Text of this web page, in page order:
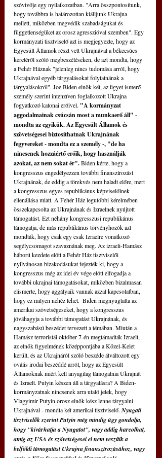
szóvivője egy nyilatkozatban. "Arra összpontosítunk,
hogy továbbra is határozottan kiálljunk Ukrajna
mellett, miközben megvédik szabadságukat és
függetlenségüket az orosz agresszióval szemben". Egy
kormányzati tisztviselő azt is megjegyezte, hogy az
Egyesült Államok részt vett Ukrajnával a békecsúcs
keretéről szóló megbeszéléseken, de azt mondta, hogy
a Fehér Háznak "jelenleg nincs tudomása arról, hogy
Ukrajnával egyéb tárgyalásokat folytatnának a
tárgyalásokról". Joe Biden elnök két, az ügyet ismerő
személy szerint intenzíven foglalkozott Ukrajna
fogyatkozó katonai erőivel. "A kormányzat
aggodalmainak csúcsán most a munkaerő áll" -
mondta az egyikük. Az Egyesült Államok és
szövetségesei biztosíthatnak Ukrajnának
fegyvereket - mondta ez a személy -, "de ha
nincsenek hozzáértő erőik, hogy használják
azokat, az nem sokat ér". Biden kérte, hogy a
kongresszus engedélyezzen további finanszírozást
Ukrajnának, de eddig a törekvés nem haladt előre, mert
a kongresszus egyes republikánus képviselőinek
ellenállása miatt. A Fehér Ház legutóbbi kérelmében
összekapcsolta az Ukrajnának és Izraelnek nyújtott
támogatást. Ezt néhány kongresszusi republikánus
támogatja, de más republikánus törvényhozók azt
mondták, hogy csak egy csak Izraelre vonatkozó
segélycsomagot szavaznának meg. Az izraeli-Hamász
háború kezdete előtt a Fehér Ház tisztviselői
nyilvánosan bizakodásukat fejezték ki, hogy a
kongresszus még az idei év vége előtt elfogadja a
további ukrajnai támogatásokat, miközben bizalmasan
elismerte, hogy aggályaik vannak azzal kapcsolatban,
hogy ez milyen nehéz lehet.  Biden megnyugtatta az
amerikai szövetségeseket, hogy a kongresszus
jóváhagyja a további támogatást Ukrajnának, és
nagyszabású beszédet tervezett a témában. Miután a
Hamász terroristái október 7-én megtámadták Izraelt,
az elnök figyelmének középpontjába a Közel-Kelet
került, és az Ukrajnáról szóló beszéde átváltozott egy
ovális irodai beszéddé arról, hogy az Egyesült
Államoknak miért kell anyagilag támogatnia Ukrajnát
és Izraelt. Putyin készen áll a tárgyalásra? A Biden-
kormányzatnak nincsenek arra utaló jelek, hogy
Vlagyimir Putyin orosz elnök kész lenne tárgyalni
Ukrajnával - mondta két amerikai tisztviselő. Nyugati
tisztviselők szerint Putyin még mindig úgy gondolja,
hogy "kivárhatja a Nyugatot", vagy addig harcolhat,
amíg az USA és szövetségesei el nem veszítik a
belföldi támogatást Ukrajna finanszírozásához, vagy